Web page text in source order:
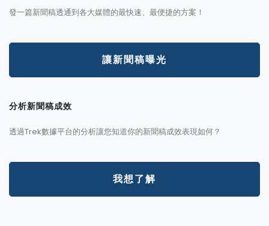
發一篇新聞稿透通到各大媒體的最快速、最便捷的方案！
讓新聞稿曝光
分析新聞稿成效
透過Trek數據平台的分析讓您知道你的新聞稿成效表現如何？
我想了解